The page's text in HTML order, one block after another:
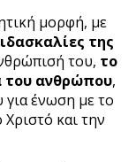
μορφή, με
της
του, το
του ανθρώπου,
για ένωση με το
και την